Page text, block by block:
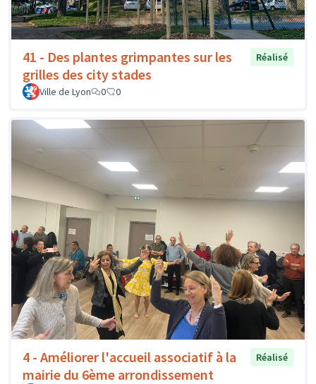
41 - Des plantes grimpantes sur les
grilles des city stades
Réalisé
Ville de Lyon 0 0
4 - Améliorer l'accueil associatif à la
mairie du 6ème arrondissement
Réalisé